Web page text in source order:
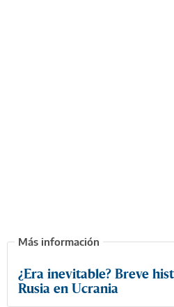
¿Era inevitable? Breve
Rusia en Ucrania